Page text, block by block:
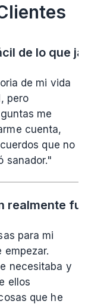
de lo que
de mi vida
pero
me
cuenta,
que no
sanador."
realmente fui
para mi
empezar.
necesitaba y
ellos
que he